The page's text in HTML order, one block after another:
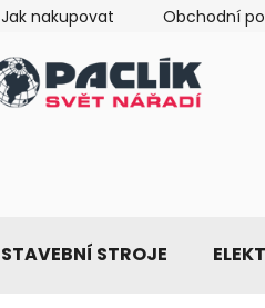
Jak nakupovat Obchodní
STAVEBNÍ STROJE